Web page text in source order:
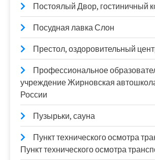
Постоялый Двор, гостиничный
Посудная лавка Слон
Престол, оздоровительный
Профессиональное
учреждение Жирновская
России
Пузырьки, сауна
Пункт технического осмотра
Пункт технического осмотра